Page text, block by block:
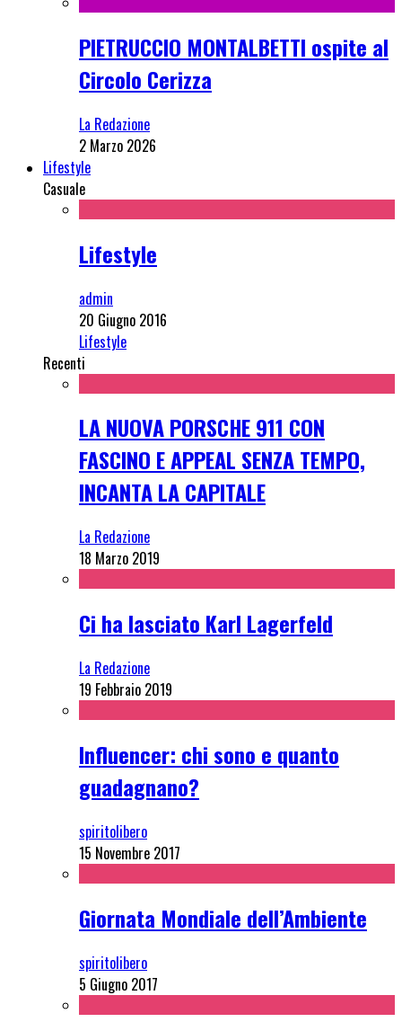
PIETRUCCIO MONTALBETTI ospite al
Circolo Cerizza
La Redazione
2 Marzo 2026
Lifestyle
Casuale
Lifestyle
admin
20 Giugno 2016
Lifestyle
Recenti
LA NUOVA PORSCHE 911 CON
FASCINO E APPEAL SENZA TEMPO,
INCANTA LA CAPITALE
La Redazione
18 Marzo 2019
Ci ha lasciato Karl Lagerfeld
La Redazione
19 Febbraio 2019
Influencer: chi sono e quanto
guadagnano?
spiritolibero
15 Novembre 2017
Giornata Mondiale dell’Ambiente
spiritolibero
5 Giugno 2017